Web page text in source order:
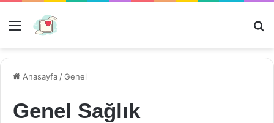
Menü
Anasayfa /Genel
Genel Sağlık